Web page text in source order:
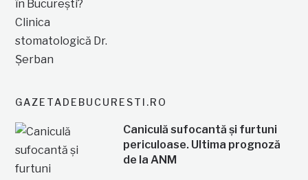
GAZETADEBUCURESTI.RO
Caniculă sufocantă și furtuni
periculoase. Ultima prognoză
de la ANM